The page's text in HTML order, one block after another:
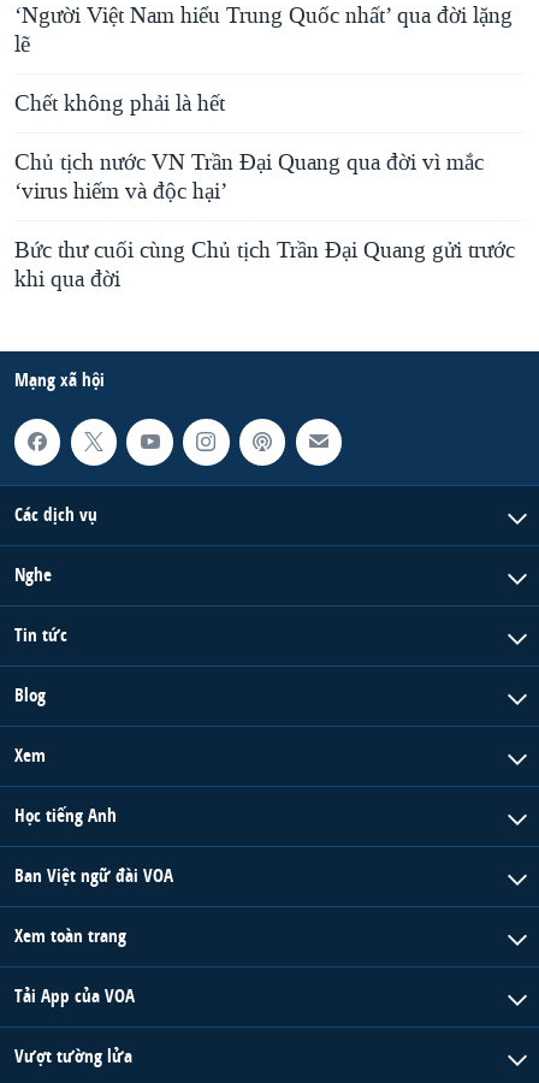
‘Người Việt Nam hiểu Trung Quốc nhất’ qua đời lặng
lẽ
Chết không phải là hết
Chủ tịch nước VN Trần Đại Quang qua đời vì mắc
‘virus hiếm và độc hại’
Bức thư cuối cùng Chủ tịch Trần Đại Quang gửi trước
khi qua đời
Mạng xã hội
Các dịch vụ
Nghe
Tin tức
Blog
Xem
Học tiếng Anh
Ban Việt ngữ đài VOA
Xem toàn trang
Tải App của VOA
Vượt tường lửa